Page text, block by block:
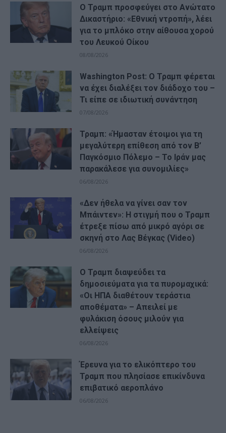
Ο Τραμπ προσφεύγει στο Ανώτατο
Δικαστήριο: «Εθνική ντροπή», λέει
για το μπλόκο στην αίθουσα χορού
του Λευκού Οίκου
08/08/2026
Washington Post: Ο Τραμπ φέρεται
να έχει διαλέξει τον διάδοχο του –
Τι είπε σε ιδιωτική συνάντηση
07/08/2026
Τραμπ: «Ήμασταν έτοιμοι για τη
μεγαλύτερη επίθεση από τον Β’
Παγκόσμιο Πόλεμο – Το Ιράν μας
παρακάλεσε για συνομιλίες»
06/08/2026
«Δεν ήθελα να γίνει σαν τον
Μπάιντεν»: Η στιγμή που ο Τραμπ
έτρεξε πίσω από μικρό αγόρι σε
σκηνή στο Λας Βέγκας (Video)
06/08/2026
Ο Τραμπ διαψεύδει τα
δημοσιεύματα για τα πυρομαχικά:
«Οι ΗΠΑ διαθέτουν τεράστια
αποθέματα» – Απειλεί με
φυλάκιση όσους μιλούν για
ελλείψεις
06/08/2026
Έρευνα για το ελικόπτερο του
Τραμπ που πλησίασε επικίνδυνα
επιβατικό αεροπλάνο
06/08/2026